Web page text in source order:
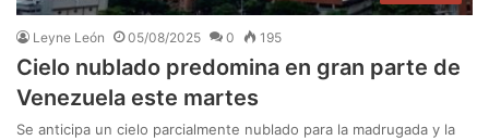
Leyne León 05/08/2025 0 195
Cielo nublado predomina en gran parte de
Venezuela este martes
Se anticipa un cielo parcialmente nublado para la madrugada y la